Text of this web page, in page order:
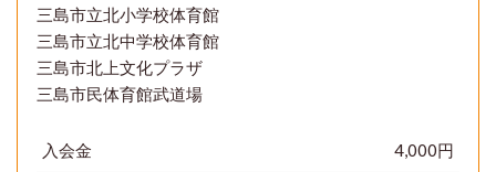
三島市立北小学校体育館
三島市立北中学校体育館
三島市北上文化プラザ
三島市民体育館武道場
入会金 4,000円